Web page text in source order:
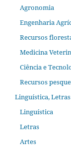
Agronomia
Engenharia
Recursos
Medicina
Ciência e
Recursos
Linguística,
Linguística
Letras
Artes